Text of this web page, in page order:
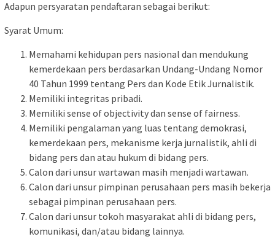
Adapun persyaratan pendaftaran sebagai berikut:
Syarat Umum:
Memahami kehidupan pers nasional dan mendukung
kemerdekaan pers berdasarkan Undang-Undang Nomor
40 Tahun 1999 tentang Pers dan Kode Etik Jurnalistik.
Memiliki integritas pribadi.
Memiliki sense of objectivity dan sense of fairness.
Memiliki pengalaman yang luas tentang demokrasi,
kemerdekaan pers, mekanisme kerja jurnalistik, ahli di
bidang pers dan atau hukum di bidang pers.
Calon dari unsur wartawan masih menjadi wartawan.
Calon dari unsur pimpinan perusahaan pers masih bekerja
sebagai pimpinan perusahaan pers.
Calon dari unsur tokoh masyarakat ahli di bidang pers,
komunikasi, dan/atau bidang lainnya.